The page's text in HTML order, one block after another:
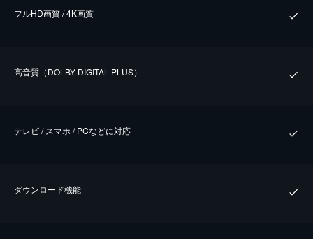
フルHD画質 / 4K画質
⾼⾳質（DOLBY DIGITAL PLUS）
テレビ / スマホ / PCなどに対応
ダウンロード機能